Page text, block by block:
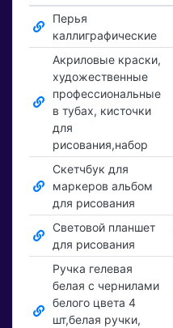
Перья
каллиграфические
Акриловые краски,
художественные
профессиональные
в тубах, кисточки
для
рисования,набор
Скетчбук для
маркеров альбом
для рисования
Световой планшет
для рисования
Ручка гелевая
белая с чернилами
белого цвета 4
шт,белая ручки,